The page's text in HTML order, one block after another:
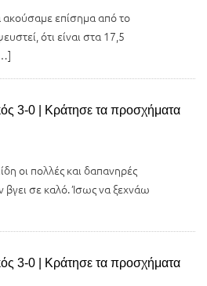
ακούσαμε επίσημα από το
ότι είναι στα 17,5
3-0 | Κράτησε τα προσχήματα
οι πολλές και δαπανηρές
βγει σε καλό. Ίσως να ξεχνάω
3-0 | Κράτησε τα προσχήματα